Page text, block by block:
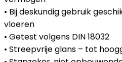
• Bij deskundig gebruik
vloeren
• Getest volgens DIN 18032
• Streepvrije glans – tot